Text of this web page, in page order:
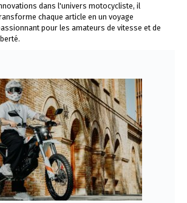
dans l'univers motocycliste, il
chaque article en un voyage
pour les amateurs de vitesse et de